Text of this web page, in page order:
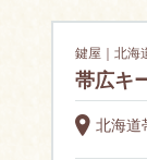
鍵屋｜北海
帯広キ
北海道